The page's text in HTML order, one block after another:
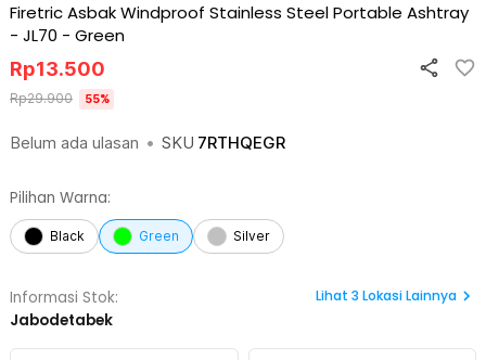
Firetric Asbak Windproof Stainless Steel Portable Ashtray
- JL70 - Green
Belum ada ulasan • SKU 7RTHQEGR
Rp13.500
Rp29.900 55%
Pilihan Warna:
Black Green Silver
Informasi Stok:
Jabodetabek
Lihat 3 Lokasi Lainnya